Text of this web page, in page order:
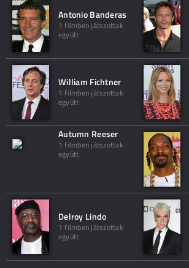
Antonio Banderas
1 filmben játszottak
együtt
William Fichtner
1 filmben játszottak
együtt
Autumn Reeser
1 filmben játszottak
együtt
Delroy Lindo
1 filmben játszottak
együtt